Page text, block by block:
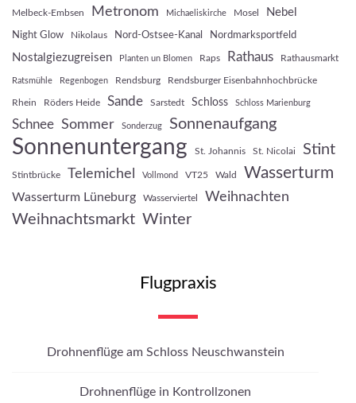
Melbeck-Embsen Metronom Michaeliskirche Mosel Nebel
Night Glow Nikolaus Nord-Ostsee-Kanal Nordmarksportfeld
Nostalgiezugreisen Planten un Blomen Raps Rathaus Rathausmarkt
Ratsmühle Regenbogen Rendsburg Rendsburger Eisenbahnhochbrücke
Rhein Röders Heide Sande Sarstedt Schloss Schloss Marienburg
Schnee Sommer Sonderzug Sonnenaufgang
Sonnenuntergang St. Johannis St. Nicolai Stint
Stintbrücke Telemichel Vollmond VT25 Wald Wasserturm
Wasserturm Lüneburg Wasserviertel Weihnachten
Weihnachtsmarkt Winter
Flugpraxis
Drohnenflüge am Schloss Neuschwanstein
Drohnenflüge in Kontrollzonen